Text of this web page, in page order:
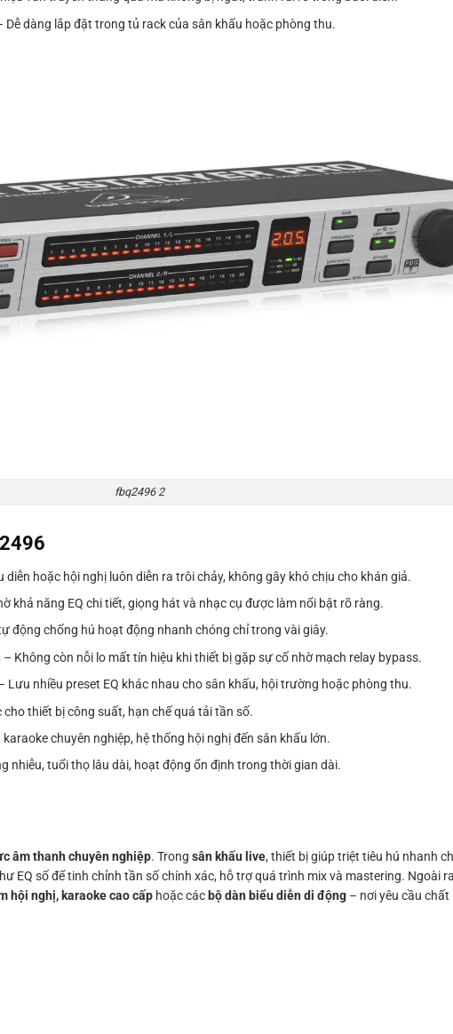
Dễ dàng lắp đặt trong tủ rack của sân khấu hoặc phòng thu.
fbq2496 2
diễn hoặc hội nghị luôn diễn ra trôi chảy, không gây khó chịu cho khán giả.
khả năng EQ chi tiết, giọng hát và nhạc cụ được làm nổi bật rõ ràng.
động chống hú hoạt động nhanh chóng chỉ trong vài giây.
– Không còn nỗi lo mất tín hiệu khi thiết bị gặp sự cố nhờ mạch relay bypass.
Lưu nhiều preset EQ khác nhau cho sân khấu, hội trường hoặc phòng thu.
cho thiết bị công suất, hạn chế quá tải tần số.
chuyên nghiệp, hệ thống hội nghị đến sân khấu lớn.
nhiễu, tuổi thọ lâu dài, hoạt động ổn định trong thời gian dài.
âm thanh chuyên nghiệp. Trong sân khấu live, thiết bị giúp triệt tiêu hú nhanh
EQ số để tinh chỉnh tần số chính xác, hỗ trợ quá trình mix và mastering. Ngoài
hội nghị, karaoke cao cấp hoặc các bộ dàn biểu diễn di động – nơi yêu cầu